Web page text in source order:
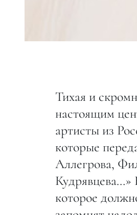
Тихая и
настоящим
артисты из
которые
Аллегрова,
Кудрявцева…»
которое